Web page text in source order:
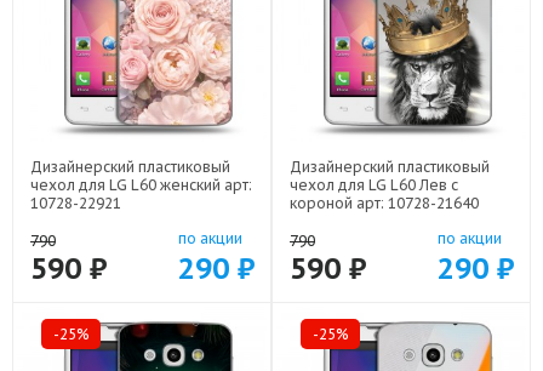
Дизайнерский пластиковый
чехол для LG L60 женский арт:
10728-22921
790
590 ₽
по акции
290 ₽
Дизайнерский пластиковый
чехол для LG L60 Лев с
короной арт: 10728-21640
790
590 ₽
по акции
290 ₽
-25% -25%